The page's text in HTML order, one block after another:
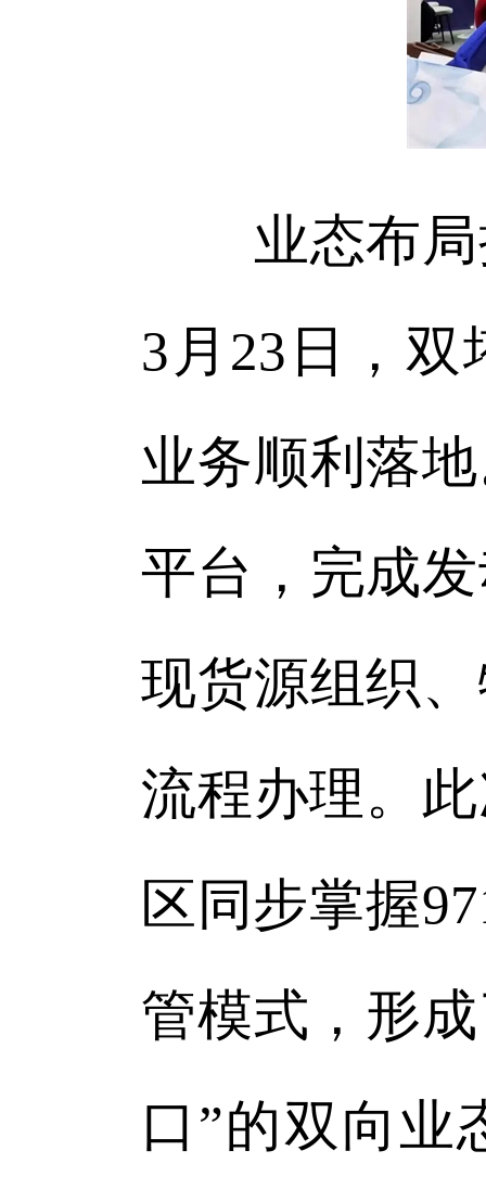
业态布局
3月23日，双
业务顺利落
平台，完成
现货源组织
流程办理。
区同步掌握
管模式，形
口”的双向业